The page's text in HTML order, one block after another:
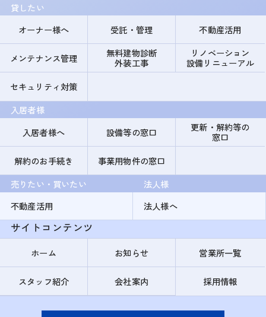
貸したい
オーナー様へ
受託・管理 不動産活用
メンテナンス管理
無料建物診断
外装工事
リノベーション
設備リニューアル
セキュリティ対策
入居者様
入居者様へ
設備等の窓口
更新・解約等の
窓口
解約のお手続き
事業用物件の窓口
売りたい・買いたい
不動産活用
法人様
法人様へ
サイトコンテンツ
ホーム お知らせ 営業所一覧
スタッフ紹介 会社案内 採用情報